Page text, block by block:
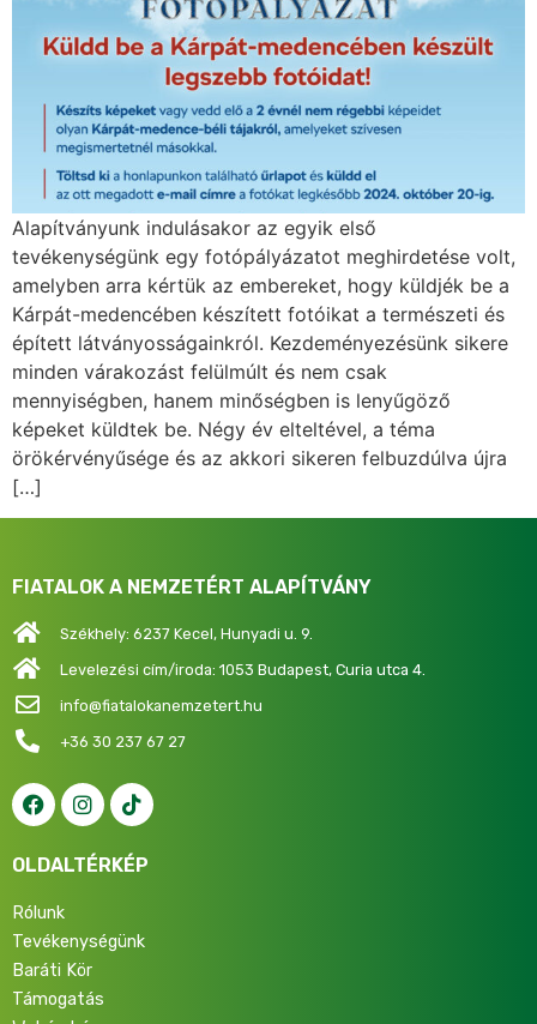
Alapítványunk indulásakor az egyik első
tevékenységünk egy fotópályázatot meghirdetése volt,
amelyben arra kértük az embereket, hogy küldjék be a
Kárpát-medencében készített fotóikat a természeti és
épített látványosságainkról. Kezdeményezésünk sikere
minden várakozást felülmúlt és nem csak
mennyiségben, hanem minőségben is lenyűgöző
képeket küldtek be. Négy év elteltével, a téma
örökérvényűsége és az akkori sikeren felbuzdúlva újra
[…]
FIATALOK A NEMZETÉRT ALAPÍTVÁNY
Székhely: 6237 Kecel, Hunyadi u. 9.
Levelezési cím/iroda: 1053 Budapest, Curia utca 4.
info@fiatalokanemzetert.hu
+36 30 237 67 27
OLDALTÉRKÉP
Rólunk
Tevékenységünk
Baráti Kör
Támogatás